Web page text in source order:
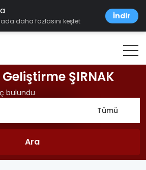
daha fazlasını keşfet
İndir
Geliştirme ŞIRNAK
bulundu